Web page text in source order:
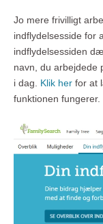
Jo mere frivilligt
indflydelsesside for
indflydelsessiden
navn, du arbejdede
i dag. Klik her for at
funktionen fungerer.